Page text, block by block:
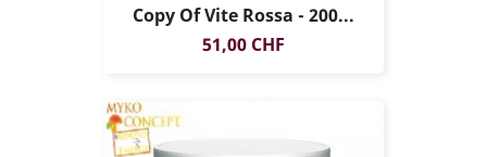
Copy Of Vite Rossa - 200...
Prezzo
51,00 CHF